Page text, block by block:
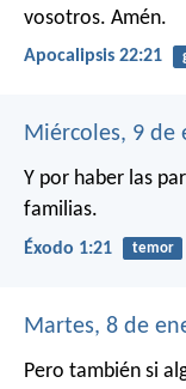
vosotros. Amén.
Apocalipsis 22:21
Miércoles, 9 de
Y por haber las
familias.
Éxodo 1:21 temor
Martes, 8 de
Pero también si